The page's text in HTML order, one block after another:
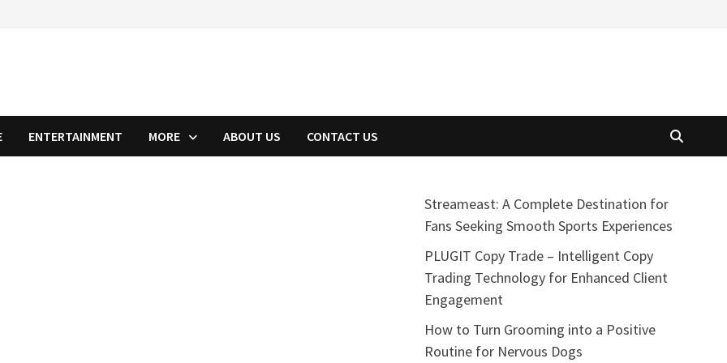
ENTERTAINMENT MORE ABOUT US CONTACT US
Streameast: A Complete Destination for
Fans Seeking Smooth Sports Experiences
PLUGIT Copy Trade – Intelligent Copy
Trading Technology for Enhanced Client
Engagement
How to Turn Grooming into a Positive
Routine for Nervous Dogs